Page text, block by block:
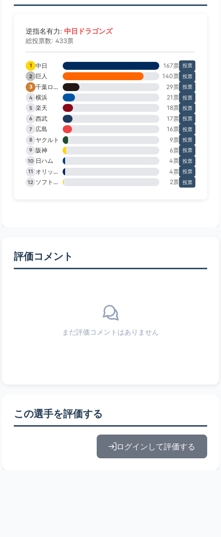
逆指名有力: 中日ドラゴンズ
総投票数: 433票
1 中日 167票 投票
2
巨人 140票 投票
3
千葉ロッテ 29票 投票
4 横浜 21票 投票
5 楽天 18票 投票
6 西武 17票 投票
7
広島 16票 投票
8 ヤクルト 9票 投票
9 阪神 6票 投票
10 日ハム 4票 投票
11
オリックス 4票 投票
12
ソフトバンク 2票 投票
評価コメント
まだ評価コメントはありません
この選手を評価する
ログインして評価する